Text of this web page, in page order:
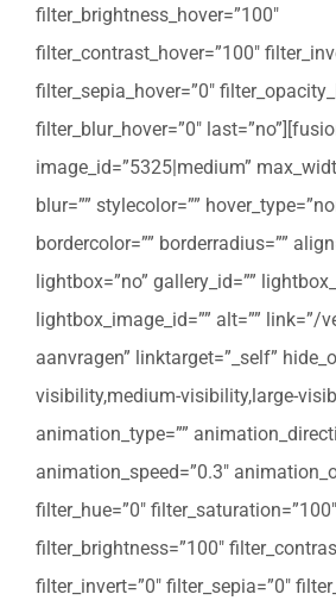
filter_brightness_hover=”100″
filter_contrast_hover=”100″
filter_sepia_hover=”0″
filter_blur_hover=”0″
image_id=”5325|medium”
blur=”” stylecolor=””
bordercolor=”” borderradius=””
lightbox=”no” gallery_id=””
lightbox_image_id=”” alt=”” link=”/
aanvragen” linktarget=”_self”
visibility,medium-visibility,large-
animation_type=””
animation_speed=”0.3″
filter_hue=”0″ filter_saturation=”100″
filter_brightness=”100″
filter_invert=”0″ filter_sepia=”0″